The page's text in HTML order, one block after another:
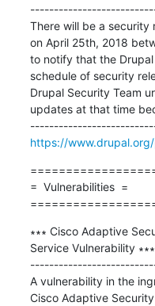
There will be a security
on April 25th, 2018
to notify that the
schedule of security
Drupal Security Team
updates at that time
https://
=  Vulnerabilities  =
∗∗∗ Cisco Adaptive
Service Vulnerability ∗∗∗
A vulnerability in the
Cisco Adaptive